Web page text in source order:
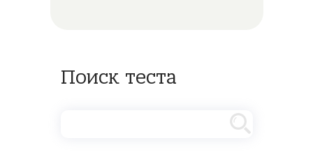
Поиск теста